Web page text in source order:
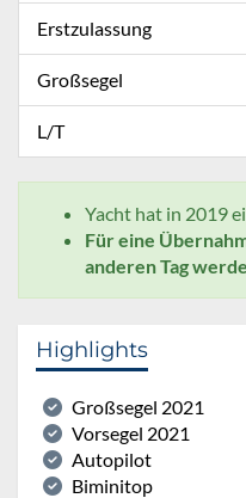
Erstzulassung
Großsegel
L/T
Yacht hat in 2019
Für eine
anderen Tag
Highlights
Großsegel 2021
Vorsegel 2021
Autopilot
Biminitop